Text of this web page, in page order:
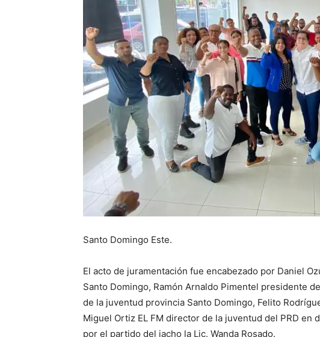
Santo Domingo Este.
El acto de juramentación fue encabezado por Daniel
Santo Domingo, Ramón Arnaldo Pimentel presidente
de la juventud provincia Santo Domingo, Felito
Miguel Ortiz EL FM director de la juventud del PRD en
por el partido del jacho la Lic. Wanda Rosado.